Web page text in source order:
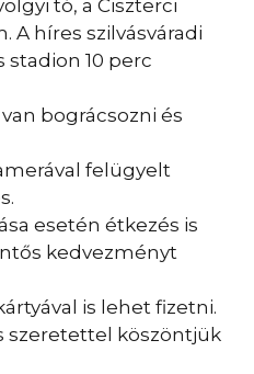
tó, a Ciszterci
A híres szilvásváradi
stadion 10 perc
bográcsozni és
felügyelt
esetén étkezés is
kedvezményt
is lehet fizetni.
szeretettel köszöntjük